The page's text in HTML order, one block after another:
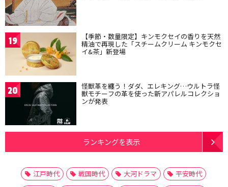
19 【季節・数量限定】キンモクセイの香りを天然
精油で再現した「スチームクリーム キンモクセ
イ&茶」新登場
20 怪獣革を纏う！ダダ、エレキング…ウルトラ怪
獣モチーフの革を使った新アパレルコレクショ
ンが発表
ランキングを表示
江戸時代 戦国時代 大河ドラマ
平安時代